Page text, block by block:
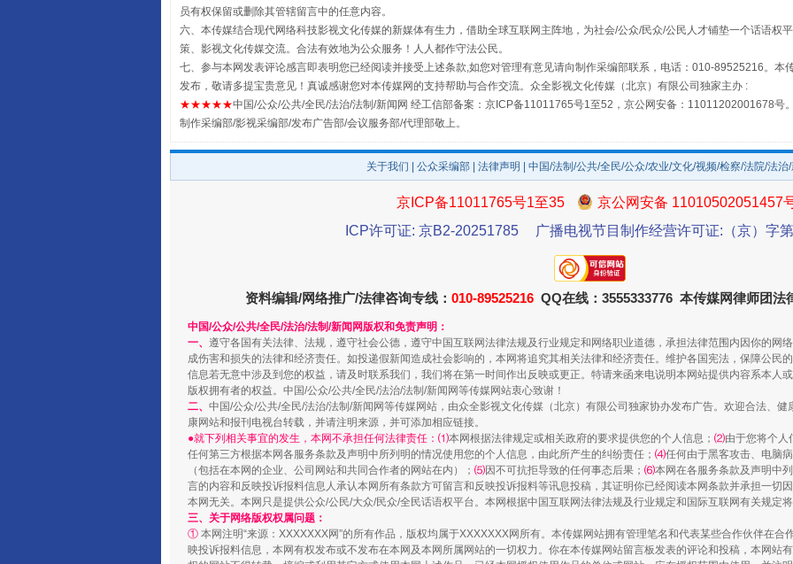
扯下公款旅游的“隐身衣” 如何以同查同治破解风腐交织难题
“蜀中异人”王建安的艺术幻境 一颗心始终滚烫
员有权保留或删除其管辖留言中的任意内容。
六、本传媒结合现代网络科技影视文化传媒的新媒体有生力，借助全球互联网主阵地，为社会/公众/民众/公民人才铺垫一个话语权
策、影视文化传媒交流。合法有效地为公众服务！人人都作守法公民。
七、参与本网发表评论感言即表明您已经阅读并接受上述条款,如您对管理有意见请向制作采编部联系，电话：010-89525216。本
发布，敬请多提宝贵意见！真诚感谢您对本传媒网的支持帮助与合作交流。众全影视文化传媒（北京）有限公司独家主办 :
★★★★★中国/公众/公共/全民/法治/法制/新闻网 经工信部备案：京ICP备11011765号1至52，京公网安备：11011202001678号。
制作采编部/影视采编部/发布广告部/会议服务部/代理部敬上。
关于我们 公众采编部 法律声明 | 中国/法制/公共/全民/公众/农业/文化/视频/检察/法院/法治/
京ICP备11011765号1至35
京公网安备 11010502051457
ICP许可证: 京B2-20251785
广播电视节目制作经营许可证:（京）字
资料编辑/网络推广/法律咨询专线： 010-89525216 QQ在线：3555333776 本传媒网律师团法
中国/公众/公共/全民/法治/法制/新闻网版权和免责声明：
一、 遵守各国有关法律、法规，遵守社会公德，遵守中国互联网法律法规及行业规定和网络职业道德，承担法律范围内因你的网
成伤害和损失的法律和经济责任。如投递假新闻造成社会影响的，本网将追究其相关法律和经济责任。维护各国宪法，保障公民
信息若无意中涉及到您的权益，请及时联系我们，我们将在第一时间作出反映或更正。特请来函来电说明本网站提供内容系本人
版权拥有者的权益。中国/公众/公共/全民/法治/法制/新闻网等传媒网站衷心致谢！
二、 中国/公众/公共/全民/法治/法制/新闻网等传媒网站，由众全影视文化传媒（北京）有限公司独家协办发布广告。欢迎合法、
康网站和报刊电视台转载，并请注明来源，并可添加相应链接。
●就下列相关事宜的发生，本网不承担任何法律责任：⑴本网根据法律规定或相关政府的要求提供您的个人信息； ⑵由于您将个人
任何第三方根据本网各服务条款及声明中所列明的情况使用您的个人信息，由此所产生的纠纷责任； ⑷任何由于黑客攻击、电脑
（包括在本网的企业、公司网站和共同合作者的网站在内）； ⑸因不可抗拒导致的任何事态后果； ⑹本网在各服务条款及声明中
言的内容和反映投诉报料信息人承认本网所有条款方可留言和反映投诉报料等讯息投稿，其证明你已经阅读本网条款并承担一切
本网无关。本网只是提供公众/公民/大众/民众/全民话语权平台。本网根据中国互联网法律法规及行业规定和国际互联网有关规定将
三、关于网络版权权属问题：
① 本网注明“来源：XXXXXXX网”的所有作品，版权均属于XXXXXXX网所有。本传媒网站拥有管理笔名和代表某些合作伙伴在合
映投诉报料信息，本网有权发布或不发布在本网及本网所属网站的一切权力。你在本传媒网站留言板发表的评论和投稿，本网站